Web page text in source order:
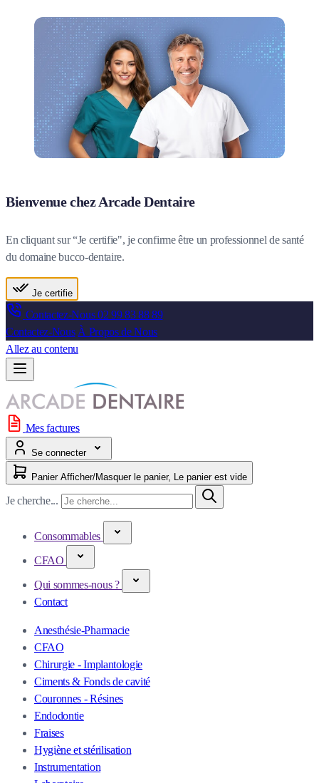
Bienvenue chez Arcade Dentaire
En cliquant sur “Je certifie", je confirme être un professionnel de santé
du domaine bucco-dentaire.
Je certifie
Contactez-Nous02 99 83 88 89
Contactez-Nous À Propos de Nous
Allez au contenu
Mes factures
Se connecter
Panier Afficher/Masquer le panier, Le panier est vide
Je cherche...
Consommables
CFAO
Qui sommes-nous ?
Contact
Anesthésie-Pharmacie
CFAO
Chirurgie - Implantologie
Ciments & Fonds de cavité
Couronnes - Résines
Endodontie
Fraises
Hygiène et stérilisation
Instrumentation